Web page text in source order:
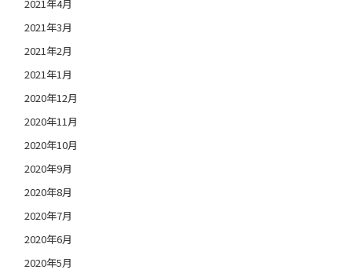
2021年4月
2021年3月
2021年2月
2021年1月
2020年12月
2020年11月
2020年10月
2020年9月
2020年8月
2020年7月
2020年6月
2020年5月